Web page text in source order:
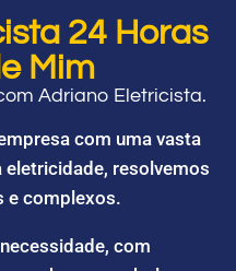
24 Horas
Mim
Adriano Eletricista.
com uma vasta
resolvemos
e complexos.
com